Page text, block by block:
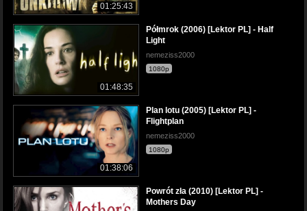
01:25:43
01:48:35
Półmrok (2006) [Lektor PL] - Half
Light
nemeziss2000
1080p
01:38:06
Plan lotu (2005) [Lektor PL] -
Flightplan
nemeziss2000
1080p
Powrót zła (2010) [Lektor PL] -
Mothers Day